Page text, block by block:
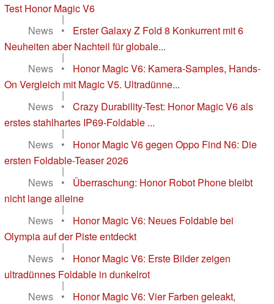
Test Honor Magic V6
|
News
•
Erster Galaxy Z Fold 8 Konkurrent mit 6
Neuheiten aber Nachteil für globale...
|
News
•
Honor Magic V6: Kamera-Samples, Hands-
On Vergleich mit Magic V5. Ultradünne...
|
News
•
Crazy Durability-Test: Honor Magic V6 als
erstes stahlhartes IP69-Foldable ...
|
News
•
Honor Magic V6 gegen Oppo Find N6: Die
ersten Foldable-Teaser 2026
|
News
•
Überraschung: Honor Robot Phone bleibt
nicht lange alleine
|
News
•
Honor Magic V6: Neues Foldable bei
Olympia auf der Piste entdeckt
|
News
•
Honor Magic V6: Erste Bilder zeigen
ultradünnes Foldable in dunkelrot
|
News
•
Honor Magic V6: Vier Farben geleakt,